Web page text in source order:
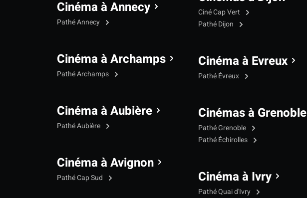
Cinéma à Annecy
Pathé Annecy
Cinéma à Archamps
Pathé Archamps
Cinéma à Aubière
Pathé Aubière
Cinéma à Avignon
Pathé Cap Sud
Ciné Cap Vert
Pathé Dijon
Cinéma à Evreux
Pathé Évreux
Cinémas à Grenoble
Pathé Grenoble
Pathé Échirolles
Cinéma à Ivry
Pathé Quai d'Ivry